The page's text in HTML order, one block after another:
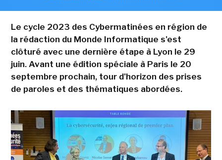
Le cycle 2023 des Cybermatinées en région de
la rédaction du Monde Informatique s'est
clôturé avec une dernière étape à Lyon le 29
juin. Avant une édition spéciale à Paris le 20
septembre prochain, tour d'horizon des prises
de paroles et des thématiques abordées.